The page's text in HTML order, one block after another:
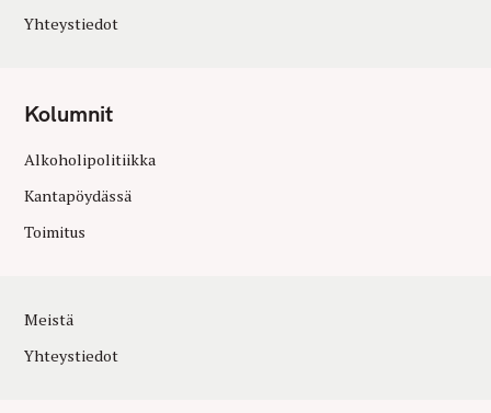
Yhteystiedot
Kolumnit
Alkoholipolitiikka
Kantapöydässä
Toimitus
Meistä
Yhteystiedot